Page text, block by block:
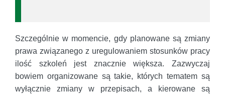
Szczególnie w momencie, gdy planowane są zmiany
prawa związanego z uregulowaniem stosunków pracy
ilość szkoleń jest znacznie większa. Zazwyczaj
bowiem organizowane są takie, których tematem są
wyłącznie zmiany w przepisach, a kierowane są